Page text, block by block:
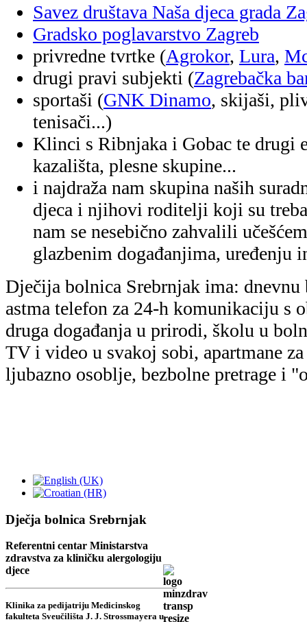
Savez društava Naša djeca grada
Gradsko poglavarstvo Zagreb
privredne tvrtke (Agrokor, Lura,
drugi pravi subjekti (Zagrebačka
sportaši (GNK Dinamo, skijaši,
tenisači...)
Klinci s Ribnjaka i Gobac te drugi
kazališta, plesne skupine...
i najdraža nam skupina naših
djeca i njihovi roditelji koji su
nam se nesebično zahvalili
glazbenim događanjima, uređenju
Dječija bolnica Srebrnjak ima:
astma telefon za 24-h komunikaciju s
druga događanja u prirodi, školu u
TV i video u svakoj sobi, apartmane
ljubazno osoblje, bezbolne pretrage i
Dječja bolnica Srebrnjak
Referentni centar Ministarstva
zdravstva za kliničku alergologiju
djece
Klinika za pedijatriju Medicinskog
fakulteta Sveučilišta J. J. Strossmayera u